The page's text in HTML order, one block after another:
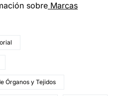
sobre Marcas
Órganos y Tejidos